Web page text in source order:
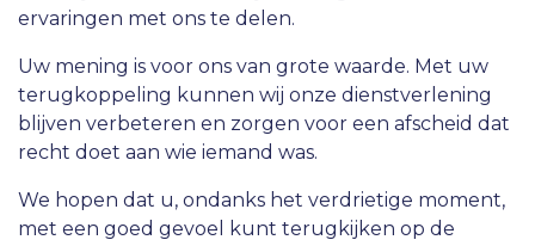
ervaringen met ons te delen.
Uw mening is voor ons van grote waarde. Met uw
terugkoppeling kunnen wij onze dienstverlening
blijven verbeteren en zorgen voor een afscheid dat
recht doet aan wie iemand was.
We hopen dat u, ondanks het verdrietige moment,
met een goed gevoel kunt terugkijken op de